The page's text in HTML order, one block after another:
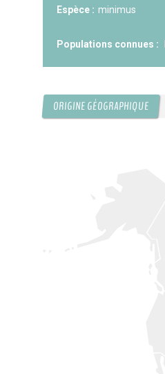
Espèce : minimus
Populations connues :
ORIGINE GÉOGRAPHIQUE